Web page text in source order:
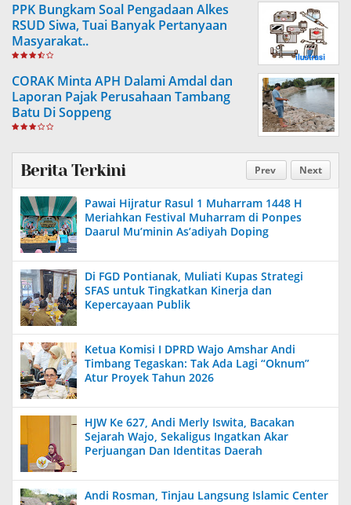
PPK Bungkam Soal Pengadaan Alkes
RSUD Siwa, Tuai Banyak Pertanyaan
Masyarakat..
CORAK Minta APH Dalami Amdal dan
Laporan Pajak Perusahaan Tambang
Batu Di Soppeng
Prev Next
Berita Terkini
Pawai Hijratur Rasul 1 Muharram 1448 H
Meriahkan Festival Muharram di Ponpes
Daarul Mu’minin As’adiyah Doping
Di FGD Pontianak, Muliati Kupas Strategi
SFAS untuk Tingkatkan Kinerja dan
Kepercayaan Publik
Ketua Komisi I DPRD Wajo Amshar Andi
Timbang Tegaskan: Tak Ada Lagi “Oknum”
Atur Proyek Tahun 2026
HJW Ke 627, Andi Merly Iswita, Bacakan
Sejarah Wajo, Sekaligus Ingatkan Akar
Perjuangan Dan Identitas Daerah
Andi Rosman, Tinjau Langsung Islamic Center